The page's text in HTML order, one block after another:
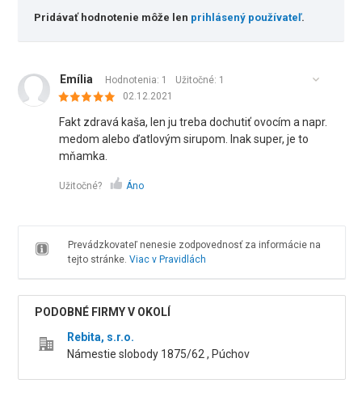
Pridávať hodnotenie môže len prihlásený používateľ.
Emília Hodnotenia: 1 Užitočné: 1
02.12.2021
Fakt zdravá kaša, len ju treba dochutiť ovocím a napr.
medom alebo ďatlovým sirupom. Inak super, je to
mňamka.
Užitočné? Áno
Prevádzkovateľ nenesie zodpovednosť za informácie na
tejto stránke. Viac v Pravidlách
PODOBNÉ FIRMY V OKOLÍ
Rebita, s.r.o.
Námestie slobody 1875/62 , Púchov